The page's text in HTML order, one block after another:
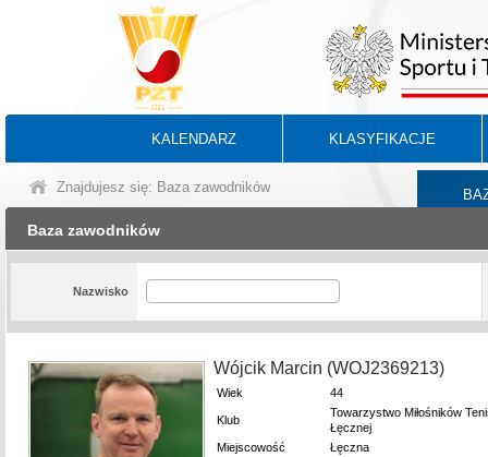
KALENDARZ KLASYFIKACJE
Znajdujesz się: Baza zawodników
Baza zawodników
Nazwisko
Wójcik Marcin (WOJ2369213)
Wiek 44
Klub
Towarzystwo Miłośników
Łęcznej
Miejscowość
Łęczna